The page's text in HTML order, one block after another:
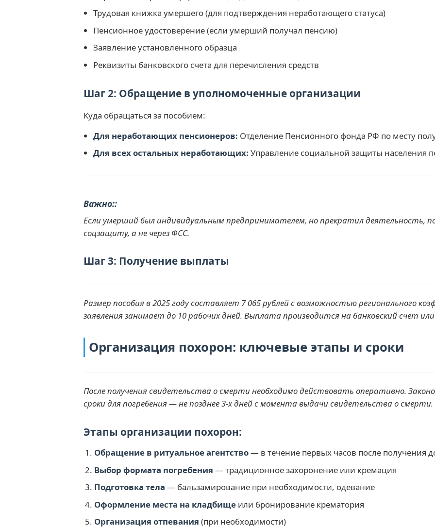
Трудовая книжка умершего (для подтверждения неработающего статуса)
Пенсионное удостоверение (если умерший получал пенсию)
Заявление установленного образца
Реквизиты банковского счета для перечисления средств
Шаг 2: Обращение в уполномоченные организации
Куда обращаться за пособием:
Для неработающих пенсионеров: Отделение Пенсионного фонда РФ по месту
Для всех остальных неработающих: Управление социальной защиты населения
Важно:
Если умерший был индивидуальным предпринимателем, но прекратил деятельность,
соцзащиту, а не через ФСС.
Шаг 3: Получение выплаты
Размер пособия в 2025 году составляет 7 065 рублей с возможностью регионального
заявления занимает до 10 рабочих дней. Выплата производится на банковский счет
Организация похорон: ключевые этапы и сроки
После получения свидетельства о смерти необходимо действовать оперативно.
сроки для погребения — не позднее 3-х дней с момента выдачи свидетельства о смерти.
Этапы организации похорон:
Обращение в ритуальное агентство— в течение первых часов после получения
Выбор формата погребения — традиционное захоронение или кремация
Подготовка тела — бальзамирование при необходимости, одевание
Оформление места на кладбище или бронирование крематория
Организация отпевания (при необходимости)